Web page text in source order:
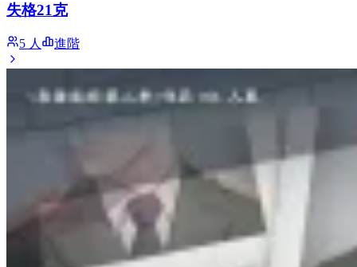
失格21克
5 人 進階